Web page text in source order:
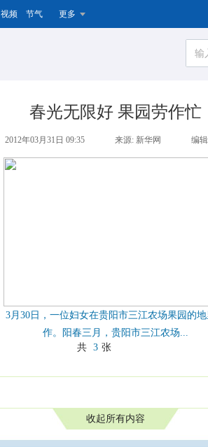
视频 节气 更多
春光无限好 果园劳作忙
2012年03月31日 09:35 来源: 新华网 编
3月30日，一位妇女在贵阳市三江农场果园的
作。阳春三月，贵阳市三江农场...
共 3 张
收起所有内容